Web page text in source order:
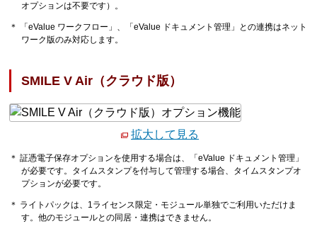
オプションは不要です）。
＊ 「eValue ワークフロー」、「eValue ドキュメント管理」との連携はネット
ワーク版のみ対応します。
SMILE V Air（クラウド版）
拡大して見る
＊ 証憑電子保存オプションを使用する場合は、「eValue ドキュメント管理」
が必要です。タイムスタンプを付与して管理する場合、タイムスタンプオ
プションが必要です。
＊ ライトパックは、1ライセンス限定・モジュール単独でご利用いただけま
す。他のモジュールとの同居・連携はできません。